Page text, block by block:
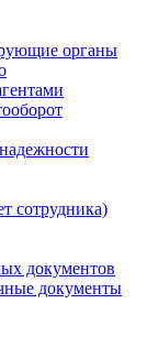
органы
сотрудника)
документов
документы